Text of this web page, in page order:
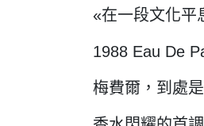
«在一段文化平
1988 Eau De
梅費爾，到處